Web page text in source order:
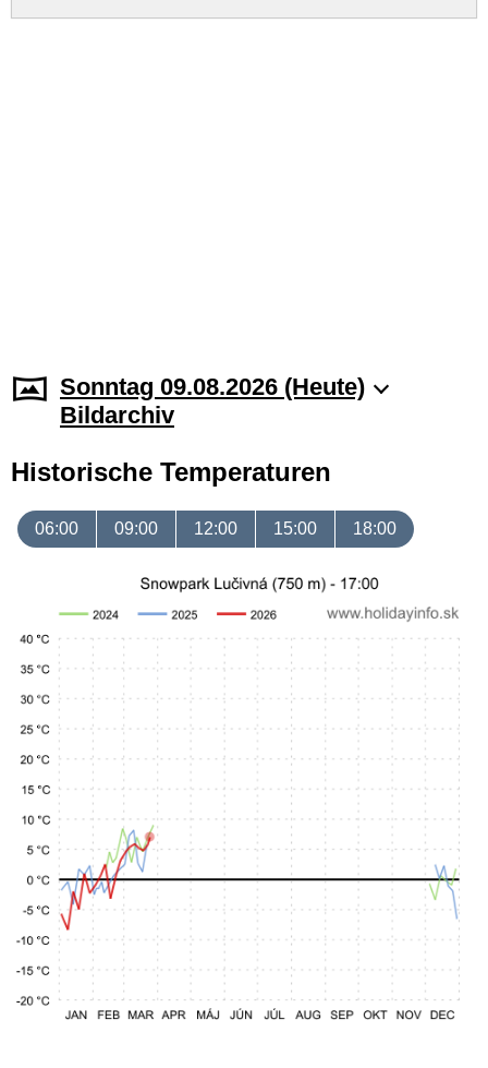
Sonntag 09.08.2026 (Heute)
Bildarchiv
Historische Temperaturen
06:00 09:00 12:00 15:00 18:00